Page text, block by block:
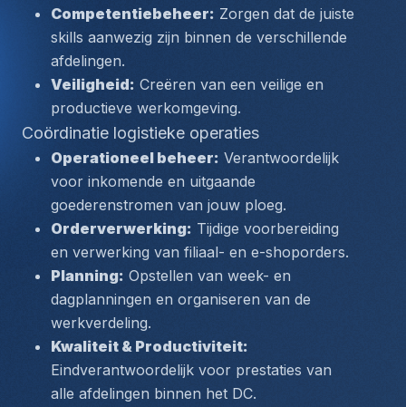
Competentiebeheer: Zorgen dat de juiste
skills aanwezig zijn binnen de verschillende
afdelingen.
Veiligheid: Creëren van een veilige en
productieve werkomgeving.
Coördinatie logistieke operaties
Operationeel beheer: Verantwoordelijk
voor inkomende en uitgaande
goederenstromen van jouw ploeg.
Orderverwerking: Tijdige voorbereiding
en verwerking van filiaal- en e-shoporders.
Planning: Opstellen van week- en
dagplanningen en organiseren van de
werkverdeling.
Kwaliteit & Productiviteit:
Eindverantwoordelijk voor prestaties van
alle afdelingen binnen het DC.